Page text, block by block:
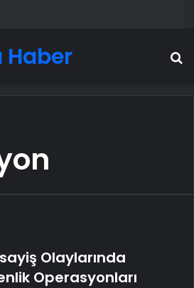
Olaylarında
Operasyonları